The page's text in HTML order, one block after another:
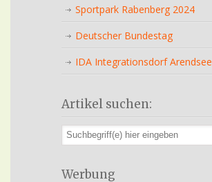
Sportpark Rabenberg 2024
Deutscher Bundestag
IDA Integrationsdorf Arendsee
Artikel suchen:
Werbung